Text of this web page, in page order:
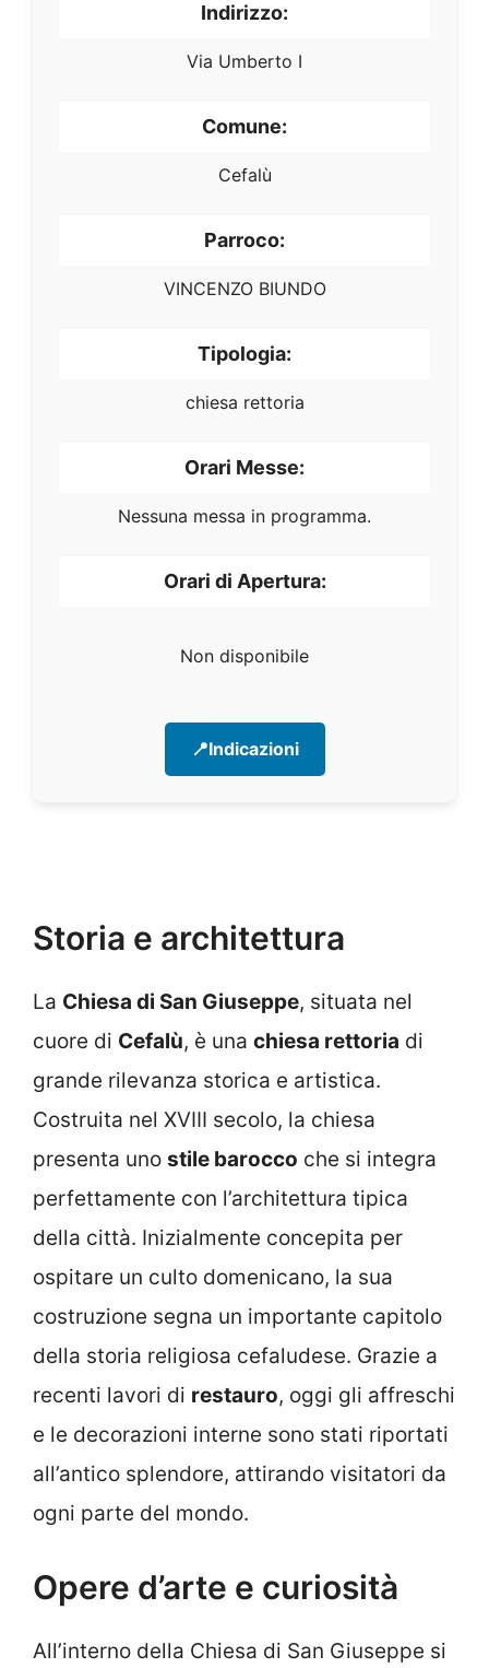
Indirizzo:
Via Umberto I
Comune:
Cefalù
Parroco:
VINCENZO BIUNDO
Tipologia:
chiesa rettoria
Orari Messe:
Nessuna messa in programma.
Orari di Apertura:
Non disponibile
📍Indicazioni
Storia e architettura
La Chiesa di San Giuseppe, situata nel
cuore di Cefalù, è una chiesa rettoria di
grande rilevanza storica e artistica.
Costruita nel XVIII secolo, la chiesa
presenta uno stile barocco che si integra
perfettamente con l’architettura tipica
della città. Inizialmente concepita per
ospitare un culto domenicano, la sua
costruzione segna un importante capitolo
della storia religiosa cefaludese. Grazie a
recenti lavori di restauro, oggi gli affreschi
e le decorazioni interne sono stati riportati
all’antico splendore, attirando visitatori da
ogni parte del mondo.
Opere d’arte e curiosità
All’interno della Chiesa di San Giuseppe si